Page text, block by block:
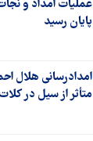
عملیات امداد و
پایان رسید
متأثر از سیل در کلات